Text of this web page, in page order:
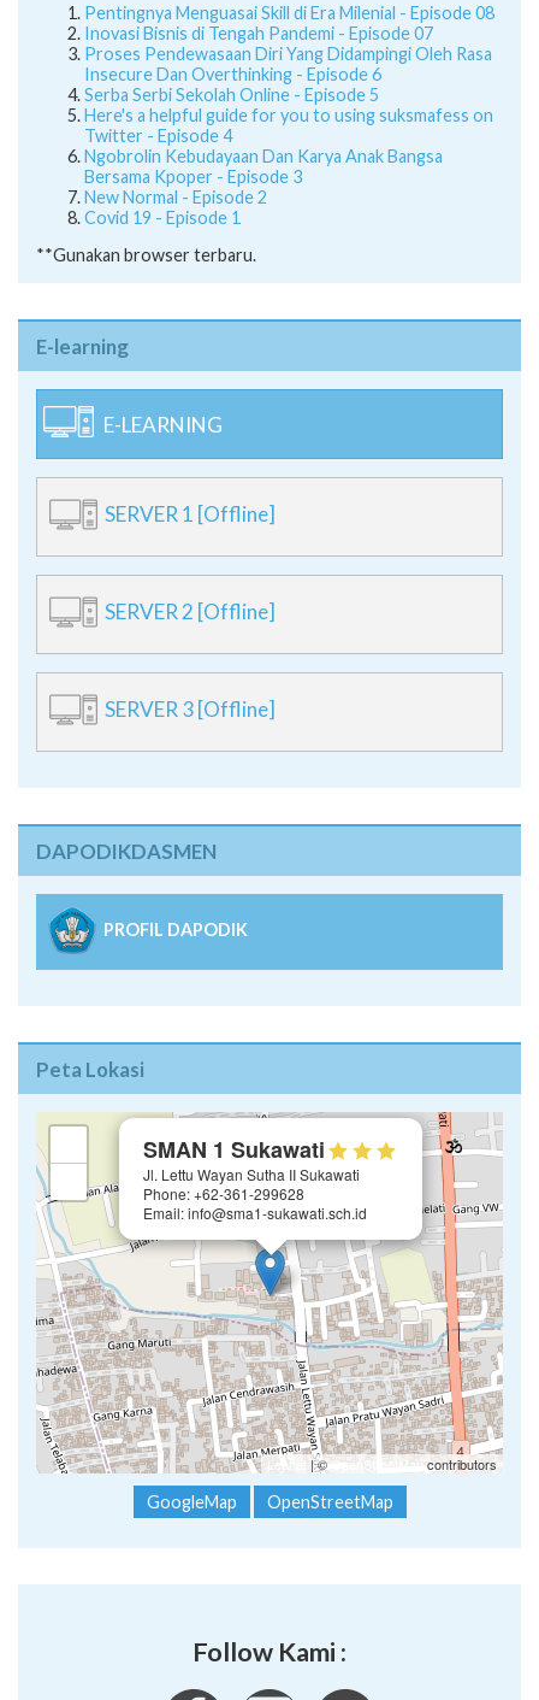
Pentingnya Menguasai Skill di Era Milenial - Episode 08
Inovasi Bisnis di Tengah Pandemi - Episode 07
Proses Pendewasaan Diri Yang Didampingi Oleh Rasa
Insecure Dan Overthinking - Episode 6
Serba Serbi Sekolah Online - Episode 5
Here's a helpful guide for you to using suksmafess on
Twitter - Episode 4
Ngobrolin Kebudayaan Dan Karya Anak Bangsa
Bersama Kpoper - Episode 3
New Normal - Episode 2
Covid 19 - Episode 1
**Gunakan browser terbaru.
E-learning
E-LEARNING
SERVER 1 [Offline]
SERVER 2 [Offline]
SERVER 3 [Offline]
DAPODIKDASMEN
PROFIL DAPODIK
Peta Lokasi
SMAN 1 Sukawati
Jl. Lettu Wayan Sutha II Sukawati
Phone: +62-361-299628
Email: info@sma1-sukawati.sch.id
Leaflet | ©OpenStreetMap contributors
GoogleMap OpenStreetMap
Follow Kami :